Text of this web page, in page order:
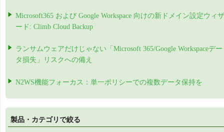
Microsoft365 および Google Workspace 向けの新ドメイン設定ウィザ
ード: Climb Cloud Backup
ランサムウェアだけじゃない「Microsoft 365/Google Workspaceデー
タ損失」リスクへの備え
N2WS機能フォーカス：単一ポリシーでの複数データ保持を
製品・カテゴリで絞る